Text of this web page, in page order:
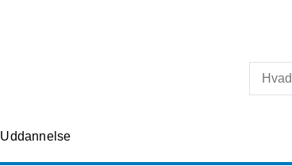
Uddannelse